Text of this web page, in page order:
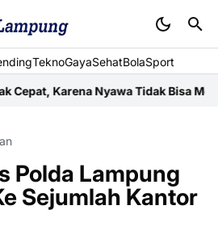
TeknoGayaSehatBolaSport
Nyawa Tidak Bisa Menunggu
Polda Lampung
Sejumlah Kantor